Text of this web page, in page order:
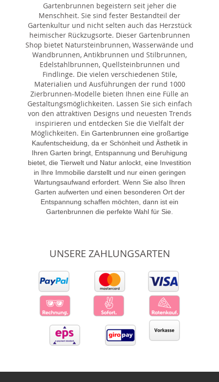
Gartenbrunnen begeistern seit jeher die
Menschheit. Sie sind fester Bestandteil der
Gartenkultur und nicht selten auch das Herzstück
heimischer Rückzugsorte. Dieser Gartenbrunnen
Shop bietet Natursteinbrunnen, Wasserwände und
Wandbrunnen, Antikbrunnen und Stilbrunnen,
Edelstahlbrunnen, Quellsteinbrunnen und
Findlinge. Die vielen verschiedenen Stile,
Materialien und Ausführungen der rund 1000
Zierbrunnen-Modelle bieten Ihnen eine Fülle an
Gestaltungsmöglichkeiten. Lassen Sie sich einfach
von den attraktiven Designs und neuesten Trends
inspirieren und entdecken Sie die Vielfalt der
Möglichkeiten. Ein Gartenbrunnen eine großartige
Kaufentscheidung, da er Schönheit und Ästhetik in
Ihren Garten bringt, Entspannung und Beruhigung
bietet, die Tierwelt und Natur anlockt, eine Investition
in Ihre Immobilie darstellt und nur einen geringen
Wartungsaufwand erfordert. Wenn Sie also Ihren
Garten aufwerten und einen besonderen Ort der
Entspannung schaffen möchten, dann ist ein
Gartenbrunnen die perfekte Wahl für Sie.
UNSERE ZAHLUNGSARTEN